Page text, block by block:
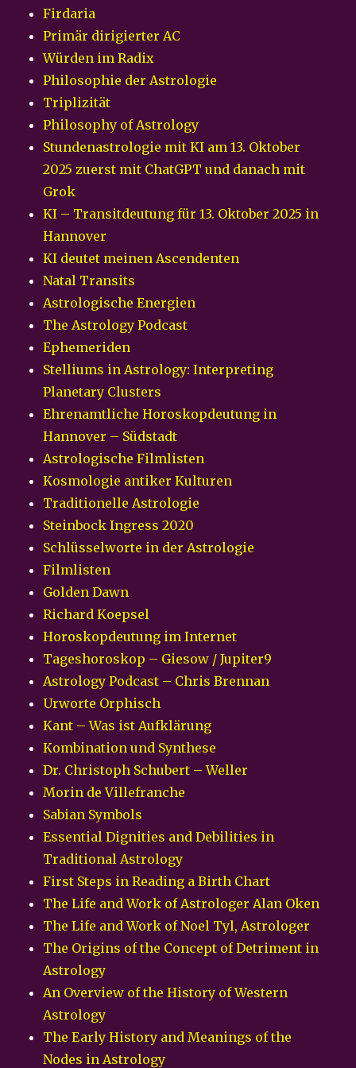
Firdaria
Primär dirigierter AC
Würden im Radix
Philosophie der Astrologie
Triplizität
Philosophy of Astrology
Stundenastrologie mit KI am 13. Oktober
2025 zuerst mit ChatGPT und danach mit
Grok
KI – Transitdeutung für 13. Oktober 2025 in
Hannover
KI deutet meinen Ascendenten
Natal Transits
Astrologische Energien
The Astrology Podcast
Ephemeriden
Stelliums in Astrology: Interpreting
Planetary Clusters
Ehrenamtliche Horoskopdeutung in
Hannover – Südstadt
Astrologische Filmlisten
Kosmologie antiker Kulturen
Traditionelle Astrologie
Steinbock Ingress 2020
Schlüsselworte in der Astrologie
Filmlisten
Golden Dawn
Richard Koepsel
Horoskopdeutung im Internet
Tageshoroskop – Giesow / Jupiter9
Astrology Podcast – Chris Brennan
Urworte Orphisch
Kant – Was ist Aufklärung
Kombination und Synthese
Dr. Christoph Schubert – Weller
Morin de Villefranche
Sabian Symbols
Essential Dignities and Debilities in
Traditional Astrology
First Steps in Reading a Birth Chart
The Life and Work of Astrologer Alan Oken
The Life and Work of Noel Tyl, Astrologer
The Origins of the Concept of Detriment in
Astrology
An Overview of the History of Western
Astrology
The Early History and Meanings of the
Nodes in Astrology